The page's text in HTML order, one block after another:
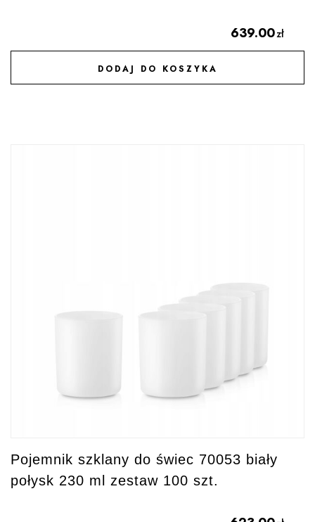
639.00zł
DODAJ DO KOSZYKA
DODAJ DO ULUBIONYCH
Pojemnik szklany do świec 70053 biały
połysk 230 ml zestaw 100 szt.